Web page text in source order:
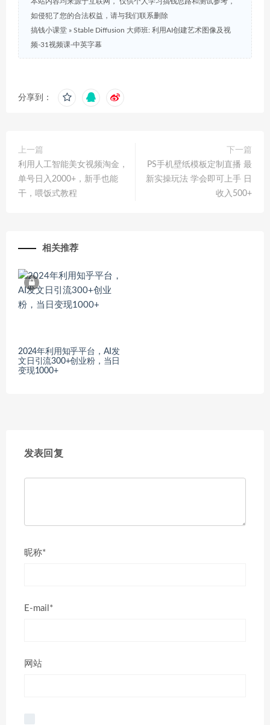
如侵犯了您的合法权益，请与我们联系删除
搞钱小课堂 » Stable Diffusion 大师班: 利用AI创建艺术图像及视
频-31视频课-中英字幕
分享到：
上一篇
利用人工智能美女视频淘金，
单号日入2000+，新手也能
干，喂饭式教程
下一篇
PS手机壁纸模板定制直播 最
新实操玩法 学会即可上手 日
收入500+
相关推荐
2024年利用知乎平台，AI发
文日引流300+创业粉，当日
变现1000+
发表回复
昵称*
E-mail*
网站